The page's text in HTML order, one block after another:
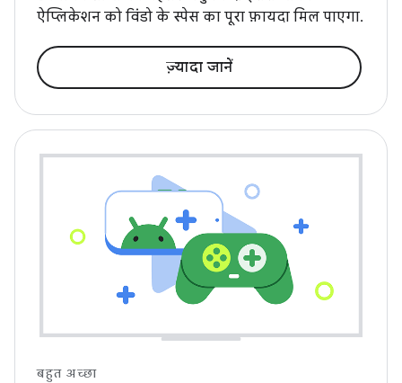
ऐप्लिकेशन को विंडो के स्पेस का पूरा फ़ायदा मिल पाएगा.
ज़्यादा जानें
बहुत अच्छा